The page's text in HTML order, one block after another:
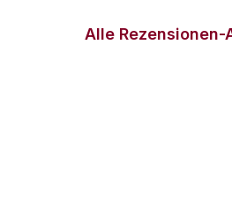
Alle Rezensionen-